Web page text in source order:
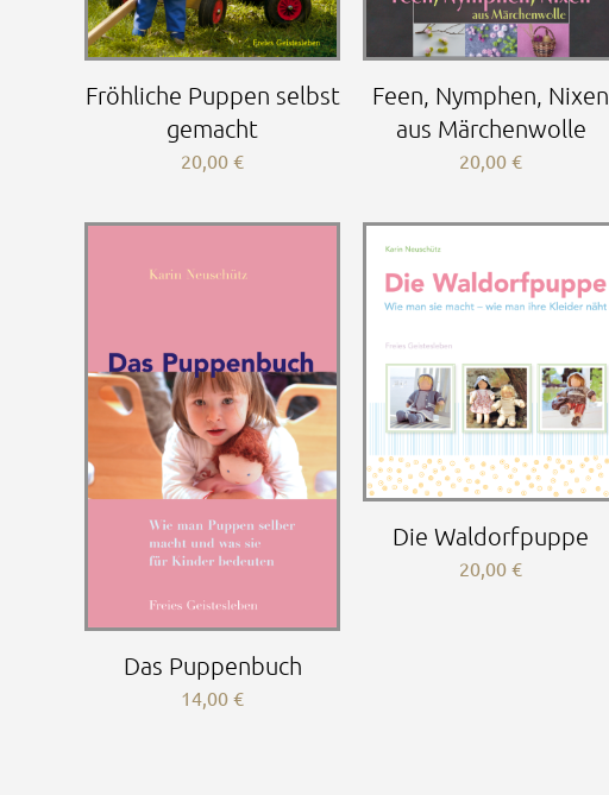
Fröhliche Puppen selbst
gemacht
20,00€
Feen, Nymphen, Nixen
aus Märchenwolle
20,00€
Das Puppenbuch
14,00€
Die Waldorfpuppe
20,00€